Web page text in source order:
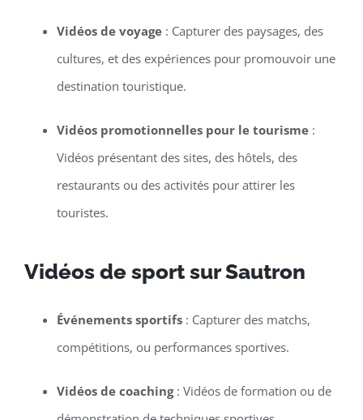
Vidéos de voyage: Capturer des paysages, des
cultures, et des expériences pour promouvoir une
destination touristique.
Vidéos promotionnelles pour le tourisme:
Vidéos présentant des sites, des hôtels, des
restaurants ou des activités pour attirer les
touristes.
Vidéos de sport sur Sautron
Événements sportifs: Capturer des matchs,
compétitions, ou performances sportives.
Vidéos de coaching: Vidéos de formation ou de